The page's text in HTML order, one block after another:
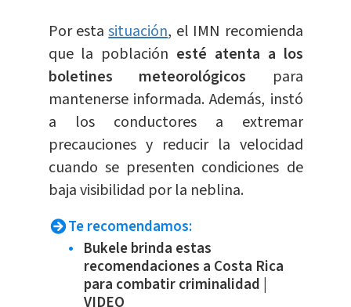
Por estasituación, el IMN recomienda
que la población esté atenta a los
boletines meteorológicos para
mantenerse informada. Además, instó
a los conductores a extremar
precauciones y reducir la velocidad
cuando se presenten condiciones de
baja visibilidad por la neblina.
Te recomendamos:
Bukele brinda estas
recomendaciones a Costa Rica
para combatir criminalidad |
VIDEO